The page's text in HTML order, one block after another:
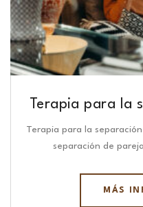
Terapia para la
Terapia para la
separación de
MÁS